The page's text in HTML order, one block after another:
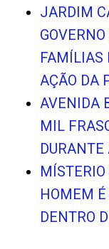
JARDIM
FAMÍLIAS
AÇÃO DA
AVENIDA
MIL
MÍSTERIO
HOMEM
DENTRO